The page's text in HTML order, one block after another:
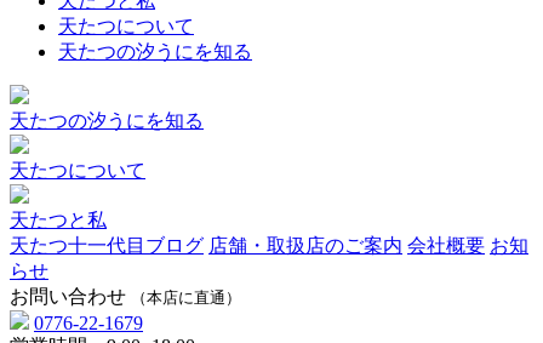
天たつについて
天たつの汐うにを知る
天たつの汐うにを知る
天たつについて
天たつと私
天たつ十一代目ブログ 店舗・取扱店のご案内 会社概要 お知
らせ
お問い合わせ
（本店に直通）
0776-22-1679